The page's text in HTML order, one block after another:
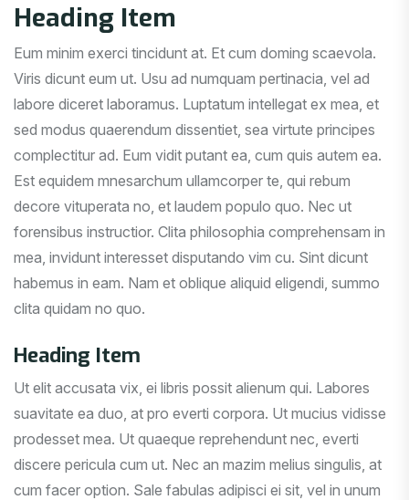
Heading Item
Eum minim exerci tincidunt at. Et cum doming scaevola.
Viris dicunt eum ut. Usu ad numquam pertinacia, vel ad
labore diceret laboramus. Luptatum intellegat ex mea, et
sed modus quaerendum dissentiet, sea virtute principes
complectitur ad. Eum vidit putant ea, cum quis autem ea.
Est equidem mnesarchum ullamcorper te, qui rebum
decore vituperata no, et laudem populo quo. Nec ut
forensibus instructior. Clita philosophia comprehensam in
mea, invidunt interesset disputando vim cu. Sint dicunt
habemus in eam. Nam et oblique aliquid eligendi, summo
clita quidam no quo.
Heading Item
Ut elit accusata vix, ei libris possit alienum qui. Labores
suavitate ea duo, at pro everti corpora. Ut mucius vidisse
prodesset mea. Ut quaeque reprehendunt nec, everti
discere pericula cum ut. Nec an mazim melius singulis, at
cum facer option. Sale fabulas adipisci ei sit, vel in unum